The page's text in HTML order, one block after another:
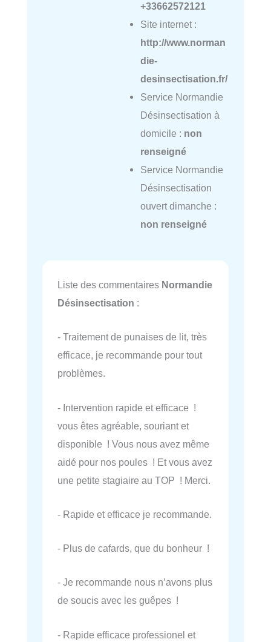
+33662572121
Site internet :
http://www.norman
die-
desinsectisation.fr/
Service Normandie
Désinsectisation à
domicile : non
renseigné
Service Normandie
Désinsectisation
ouvert dimanche :
non renseigné
Liste des commentaires Normandie
Désinsectisation :
- Traitement de punaises de lit, très
efficace, je recommande pour tout
problèmes.
- Intervention rapide et efficace !
vous êtes agréable, souriant et
disponible ! Vous nous avez même
aidé pour nos poules ! Et vous avez
une petite stagiaire au TOP ! Merci.
- Rapide et efficace je recommande.
- Plus de cafards, que du bonheur !
- Je recommande nous n’avons plus
de soucis avec les guêpes !
- Rapide efficace professionel et